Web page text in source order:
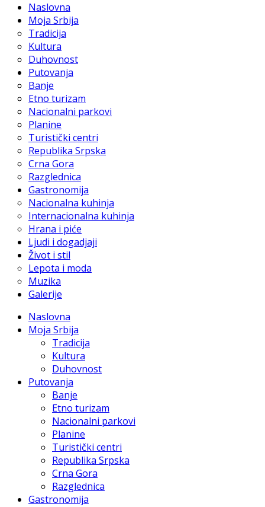
Naslovna
Moja Srbija
Tradicija
Kultura
Duhovnost
Putovanja
Banje
Etno turizam
Nacionalni parkovi
Planine
Turistički centri
Republika Srpska
Crna Gora
Razglednica
Gastronomija
Nacionalna kuhinja
Internacionalna kuhinja
Hrana i piće
Ljudi i dogadjaji
Život i stil
Lepota i moda
Muzika
Galerije
Naslovna
Moja Srbija
Tradicija
Kultura
Duhovnost
Putovanja
Banje
Etno turizam
Nacionalni parkovi
Planine
Turistički centri
Republika Srpska
Crna Gora
Razglednica
Gastronomija